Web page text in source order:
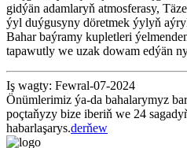
gidýän adamlaryň atmosferasy,
ýyl duýgusyny döretmek ýylyň
Bahar baýramy kupletleri
tapawutly we uzak dowam edýän
Iş wagty: Fewral-07-2024
Önümlerimiz ýa-da bahalarymyz
poçtaňyzy bize iberiň we 24
habarlaşarys.derňew